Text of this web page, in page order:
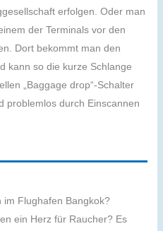
erfolgen. Oder man
der Terminals vor den
Dort bekommt man den
kann so die kurze Schlange
„Baggage drop“-Schalter
problemlos durch Einscannen
im Flughafen Bangkok?
ein Herz für Raucher? Es